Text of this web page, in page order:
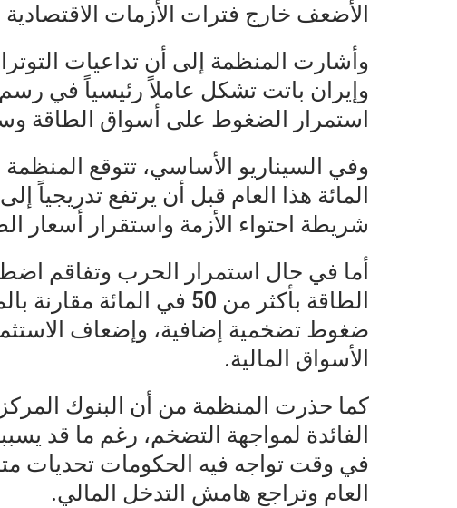
الأضعف خارج فترات الأزمات
وأشارت المنظمة إلى أن تداعيات
وإيران باتت تشكل عاملاً رئيسياً في
استمرار الضغوط على أسواق الطاقة
شريطة احتواء الأزمة واستقرار أسعار
أما في حال استمرار الحرب وتفاقم
الطاقة بأكثر من 50 في
ضغوط تضخمية إضافية، وإضعاف
الأسواق المالية.
كما حذرت المنظمة من أن البنوك
الفائدة لمواجهة التضخم، رغم ما قد
في وقت تواجه فيه الحكومات تحديات
العام وتراجع هامش التدخل المالي.